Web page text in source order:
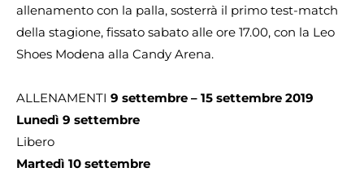
allenamento con la palla, sosterrà il primo test-match
della stagione, fissato sabato alle ore 17.00, con la Leo
Shoes Modena alla Candy Arena.
ALLENAMENTI 9 settembre – 15 settembre 2019
Lunedì 9 settembre
Libero
Martedì 10 settembre